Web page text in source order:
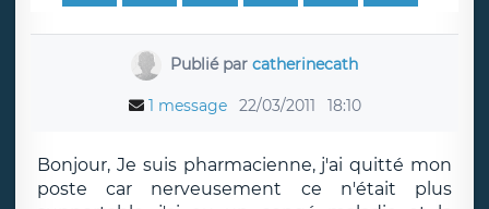
Publié par catherinecath
1 message 22/03/2011 18:10
Bonjour, Je suis pharmacienne, j'ai quitté mon
poste car nerveusement ce n'était plus